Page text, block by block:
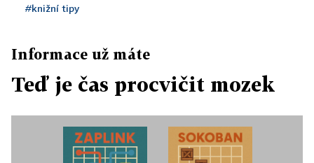
#knižní tipy
Informace už máte
Teď je čas procvičit mozek